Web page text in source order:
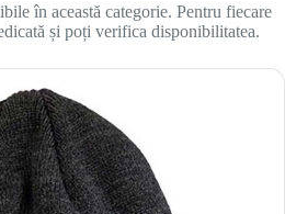
în această categorie. Pentru fiecare
și poți verifica disponibilitatea.